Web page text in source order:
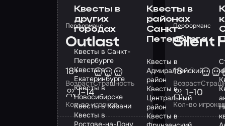
Перформанс
Outlast
Возраст
18+
Страшность
Кол-во игроков
1–14
Перформанс
Silent
Возраст
18+
Кол-во
1–10
Квесты в
других
городах
Квесты в Санкт-
Петербурге
Квесты в
Екатеринбурге
Квесты в
Новосибирске
Квесты в Казани
Квесты в
Ростове-на-Дону
Квесты в
районах
Санкт-
Петербурга
Квесты в
Адмиралтейский
район
Квесты в
Центральный
район
Квесты в